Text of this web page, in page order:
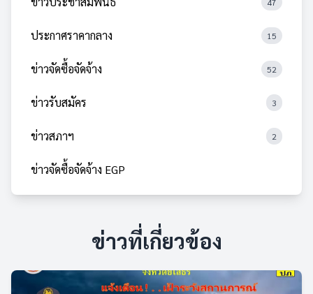
ประกาศราคากลาง 15
ข่าวจัดซื้อจัดจ้าง 52
ข่าวรับสมัคร 3
ข่าวสภาฯ 2
ข่าวจัดซื้อจัดจ้าง EGP
ข่าวที่เกี่ยวข้อง